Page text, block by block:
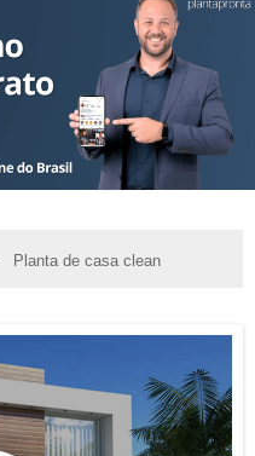
Planta de casa clean